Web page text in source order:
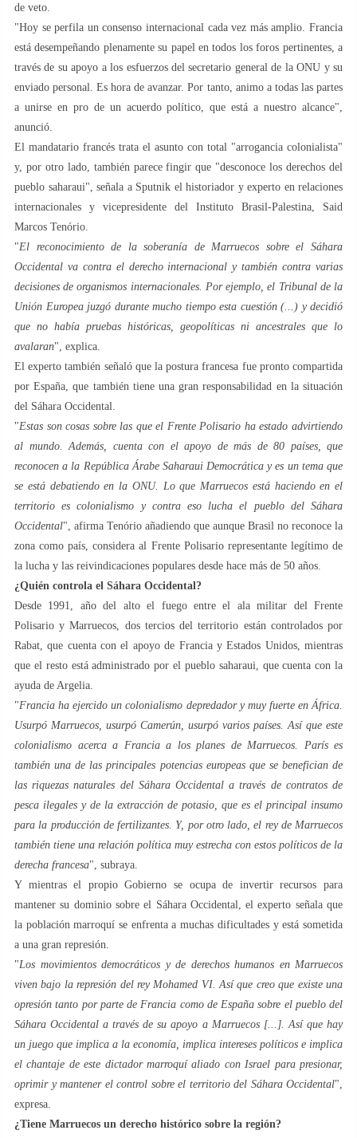
de veto.
"Hoy se perfila un consenso internacional cada vez más amplio. Francia
está desempeñando plenamente su papel en todos los foros pertinentes, a
través de su apoyo a los esfuerzos del secretario general de la ONU y su
enviado personal. Es hora de avanzar. Por tanto, animo a todas las partes
a unirse en pro de un acuerdo político, que está a nuestro alcance",
anunció.
El mandatario francés trata el asunto con total "arrogancia colonialista"
y, por otro lado, también parece fingir que "desconoce los derechos del
pueblo saharaui", señala a Sputnik el historiador y experto en relaciones
internacionales y vicepresidente del Instituto Brasil-Palestina, Said
Marcos Tenório.
"El reconocimiento de la soberanía de Marruecos sobre el Sáhara
Occidental va contra el derecho internacional y también contra varias
decisiones de organismos internacionales. Por ejemplo, el Tribunal de la
Unión Europea juzgó durante mucho tiempo esta cuestión (...) y decidió
que no había pruebas históricas, geopolíticas ni ancestrales que lo
avalaran", explica.
El experto también señaló que la postura francesa fue pronto compartida
por España, que también tiene una gran responsabilidad en la situación
del Sáhara Occidental.
"Estas son cosas sobre las que el Frente Polisario ha estado advirtiendo
al mundo. Además, cuenta con el apoyo de más de 80 países, que
reconocen a la República Árabe Saharaui Democrática y es un tema que
se está debatiendo en la ONU. Lo que Marruecos está haciendo en el
territorio es colonialismo y contra eso lucha el pueblo del Sáhara
Occidental", afirma Tenório añadiendo que aunque Brasil no reconoce la
zona como país, considera al Frente Polisario representante legítimo de
la lucha y las reivindicaciones populares desde hace más de 50 años.
¿Quién controla el Sáhara Occidental?
Desde 1991, año del alto el fuego entre el ala militar del Frente
Polisario y Marruecos, dos tercios del territorio están controlados por
Rabat, que cuenta con el apoyo de Francia y Estados Unidos, mientras
que el resto está administrado por el pueblo saharaui, que cuenta con la
ayuda de Argelia.
"Francia ha ejercido un colonialismo depredador y muy fuerte en África.
Usurpó Marruecos, usurpó Camerún, usurpó varios países. Así que este
colonialismo acerca a Francia a los planes de Marruecos. París es
también una de las principales potencias europeas que se benefician de
las riquezas naturales del Sáhara Occidental a través de contratos de
pesca ilegales y de la extracción de potasio, que es el principal insumo
para la producción de fertilizantes. Y, por otro lado, el rey de Marruecos
también tiene una relación política muy estrecha con estos políticos de la
derecha francesa", subraya.
Y mientras el propio Gobierno se ocupa de invertir recursos para
mantener su dominio sobre el Sáhara Occidental, el experto señala que
la población marroquí se enfrenta a muchas dificultades y está sometida
a una gran represión.
"Los movimientos democráticos y de derechos humanos en Marruecos
viven bajo la represión del rey Mohamed VI. Así que creo que existe una
opresión tanto por parte de Francia como de España sobre el pueblo del
Sáhara Occidental a través de su apoyo a Marruecos [...]. Así que hay
un juego que implica a la economía, implica intereses políticos e implica
el chantaje de este dictador marroquí aliado con Israel para presionar,
oprimir y mantener el control sobre el territorio del Sáhara Occidental",
expresa.
¿Tiene Marruecos un derecho histórico sobre la región?